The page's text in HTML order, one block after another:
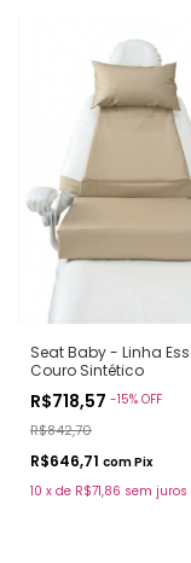
Seat Baby - Linha
Couro Sintético
R$718,57 -15% OFF
R$842,70
R$646,71 comPix
10 x de R$71,86 sem juros